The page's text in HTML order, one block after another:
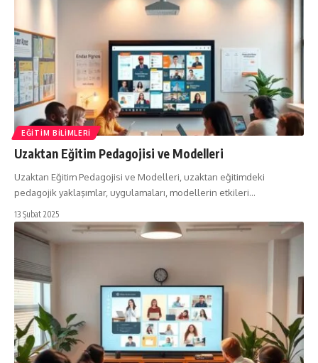
EĞITIM BILIMLERI
Uzaktan Eğitim Pedagojisi ve Modelleri
Uzaktan Eğitim Pedagojisi ve Modelleri, uzaktan eğitimdeki
pedagojik yaklaşımlar, uygulamaları, modellerin etkileri…
13 Şubat 2025